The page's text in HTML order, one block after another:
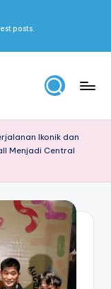
posts.
Ikonik dan
Menjadi Central